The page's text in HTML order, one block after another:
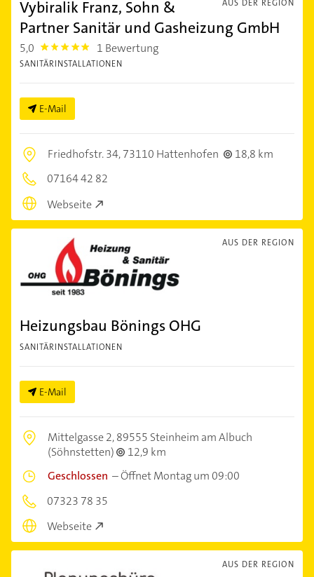
AUS DER REGION
Vybiralik Franz, Sohn &
Partner Sanitär und Gasheizung GmbH
5,0 5.0 1 Bewertung
SANITÄRINSTALLATIONEN
E-Mail
Friedhofstr. 34,73110 Hattenhofen
18,8 km
07164 42 82
Webseite
AUS DER REGION
Heizungsbau Bönings OHG
SANITÄRINSTALLATIONEN
E-Mail
Mittelgasse 2,89555 Steinheim am Albuch
(Söhnstetten)
12,9 km
Geschlossen –Öffnet Montag um 09:00
07323 78 35
Webseite
AUS DER REGION